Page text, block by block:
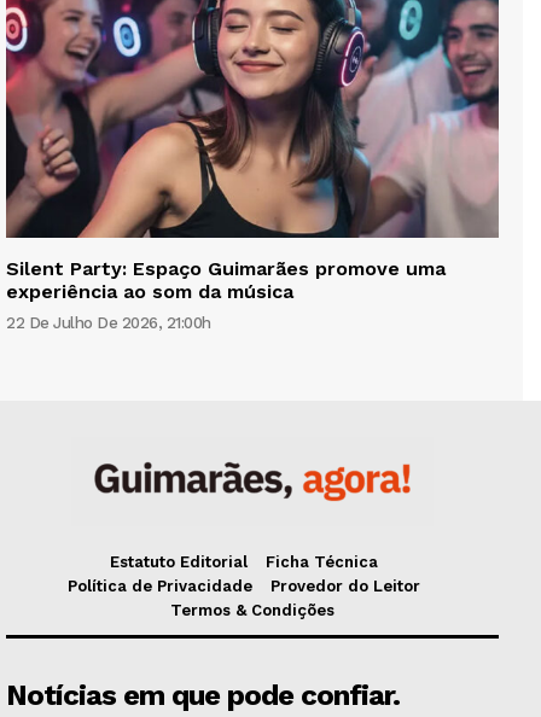
Silent Party: Espaço Guimarães promove uma
experiência ao som da música
22 De Julho De 2026, 21:00h
Estatuto Editorial
Ficha Técnica
Política de Privacidade
Provedor do Leitor
Termos & Condições
Notícias em que pode confiar.